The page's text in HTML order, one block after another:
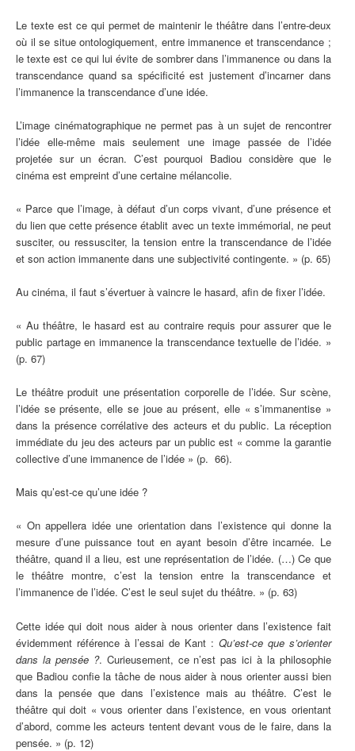
Le texte est ce qui permet de maintenir le théâtre dans l’entre-deux
où il se situe ontologiquement, entre immanence et transcendance ;
le texte est ce qui lui évite de sombrer dans l’immanence ou dans la
transcendance quand sa spécificité est justement d’incarner dans
l’immanence la transcendance d’une idée.
L’image cinématographique ne permet pas à un sujet de rencontrer
l’idée elle-même mais seulement une image passée de l’idée
projetée sur un écran. C’est pourquoi Badiou considère que le
cinéma est empreint d’une certaine mélancolie.
« Parce que l’image, à défaut d’un corps vivant, d’une présence et
du lien que cette présence établit avec un texte immémorial, ne peut
susciter, ou ressusciter, la tension entre la transcendance de l’idée
et son action immanente dans une subjectivité contingente. » (p. 65)
Au cinéma, il faut s’évertuer à vaincre le hasard, afin de fixer l’idée.
« Au théâtre, le hasard est au contraire requis pour assurer que le
public partage en immanence la transcendance textuelle de l’idée. »
(p. 67)
Le théâtre produit une présentation corporelle de l’idée. Sur scène,
l’idée se présente, elle se joue au présent, elle « s’immanentise »
dans la présence corrélative des acteurs et du public. La réception
immédiate du jeu des acteurs par un public est « comme la garantie
collective d’une immanence de l’idée » (p. 66).
Mais qu’est-ce qu’une idée ?
« On appellera idée une orientation dans l’existence qui donne la
mesure d’une puissance tout en ayant besoin d’être incarnée. Le
théâtre, quand il a lieu, est une représentation de l’idée. (…) Ce que
le théâtre montre, c’est la tension entre la transcendance et
l’immanence de l’idée. C’est le seul sujet du théâtre. » (p. 63)
Cette idée qui doit nous aider à nous orienter dans l’existence fait
évidemment référence à l’essai de Kant : Qu’est-ce que s’orienter
dans la pensée ?. Curieusement, ce n’est pas ici à la philosophie
que Badiou confie la tâche de nous aider à nous orienter aussi bien
dans la pensée que dans l’existence mais au théâtre. C’est le
théâtre qui doit « vous orienter dans l’existence, en vous orientant
d’abord, comme les acteurs tentent devant vous de le faire, dans la
pensée. » (p. 12)